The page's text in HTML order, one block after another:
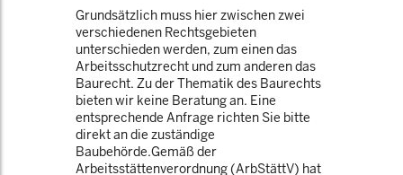
Grundsätzlich muss hier zwischen zwei
verschiedenen Rechtsgebieten
unterschieden werden, zum einen das
Arbeitsschutzrecht und zum anderen das
Baurecht. Zu der Thematik des Baurechts
bieten wir keine Beratung an. Eine
entsprechende Anfrage richten Sie bitte
direkt an die zuständige
Baubehörde.Gemäß der
Arbeitsstättenverordnung (ArbStättV) hat